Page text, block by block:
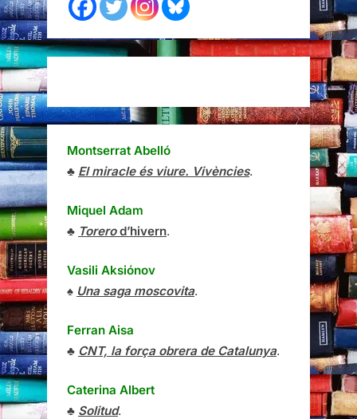
Montserrat Abelló
♣ El miracle és viure. Vivències.
Miquel Adam
♣ Torerod’hivern.
Vasili Aksiónov
♠ Una saga moscovita.
Ferran Aisa
♣ CNT, la força obrera de Catalunya.
Caterina Albert
♣ Solitud.